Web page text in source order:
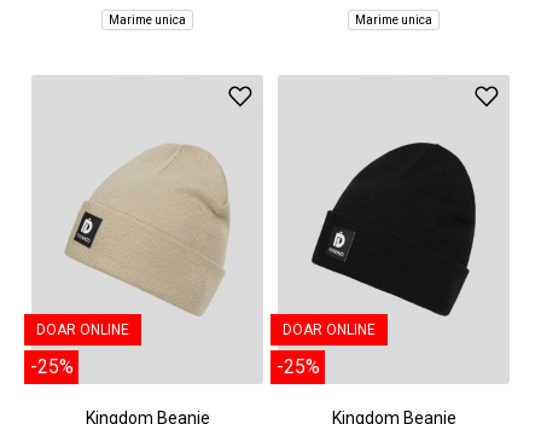
Marime unica Marime unica
DOAR ONLINE
-25%
Kingdom Beanie
DOAR ONLINE
-25%
Kingdom Beanie